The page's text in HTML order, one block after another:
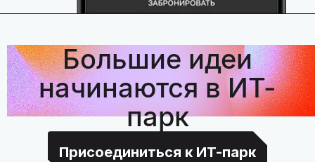
Большие идеи
начинаются в ИТ-
парк
Присоединиться к ИТ-парк